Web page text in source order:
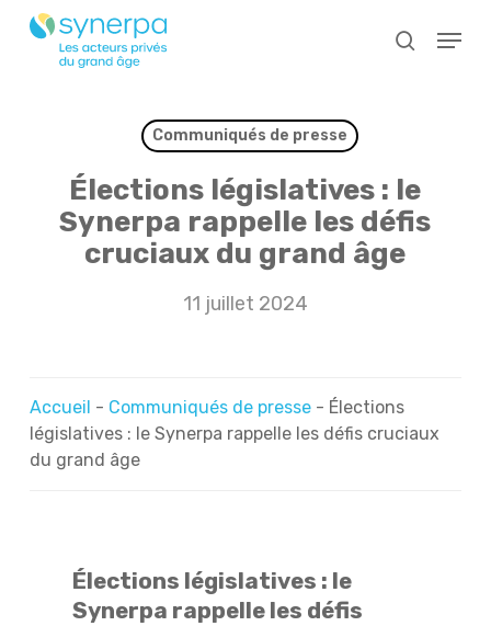
search
Menu
Communiqués de presse
Élections législatives : le
Synerpa rappelle les défis
cruciaux du grand âge
11 juillet 2024
Accueil - Communiqués de presse- Élections
législatives : le Synerpa rappelle les défis cruciaux
du grand âge
Élections législatives : le
Synerpa rappelle les défis